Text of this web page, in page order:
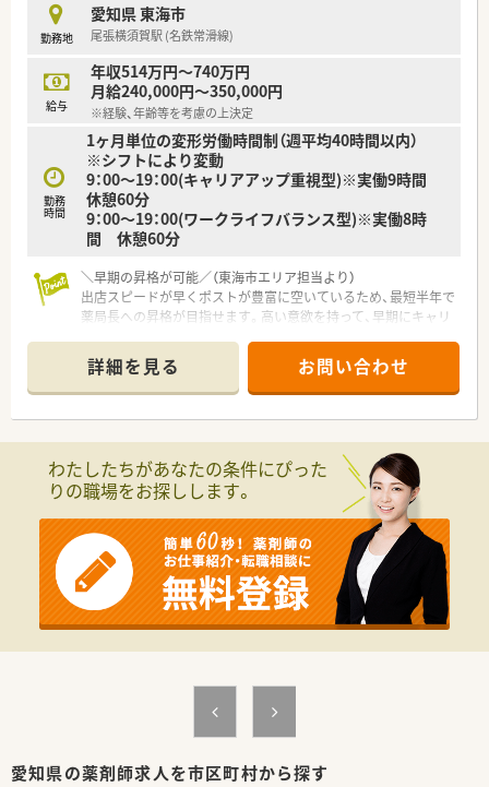
【法人特徴について】
■創業150年以上の歴史を誇り、現在は全国に600店舗以上を展
開している業界トップクラスの成長企業です。
■利便性と信頼性を集約した店舗展開により、同規模のチェーン
と比較しても高い利益率を維持しています。
■音声入力薬歴やピッキングサポートシステムなど、薬剤師が安
全に働けるよう最新の機械を導入済みです。
勤務地
愛知県 東海市
尾張横須賀駅 (名鉄常滑線)
給与
年収514万円～740万円
月給240,000円～350,000円
※経験、年齢等を考慮の上決定
勤務
時間
1ヶ月単位の変形労働時間制（週平均40時間以内）
※シフトにより変動
9：00～19：00(キャリアアップ重視型)※実働9時間
休憩60分
9：00～19：00(ワークライフバランス型)※実働8時
間 休憩60分
＼早期の昇格が可能／（東海市エリア担当より）
出店スピードが早くポストが豊富に空いているため、最短半年で
薬局長への昇格が目指せます。高い意欲を持って、早期にキャリ
【店舗情報と応需状況について】
■最寄り駅の尾張横須賀駅から徒歩9分ほどの場所に位置してお
り、電車だけでなく車での通勤にも非常に便利な調剤薬局です。
応需しており、比較的落ち着いて業務に取り組めます。
■開局時間は平日の9時から18時までとなっており、夜遅い勤務
が発生しないため日々の予定が立てやすい環境です。
【募集背景と求める人物像について】
■東海エリアにおける出店強化と体制のさらなる向上のため、一
緒に地域医療を支えていただける正社員を募集しています。
■年齢は58歳位まで相談可能で、薬局長などの経験をお持ちの
管理職候補の方は特に優遇して採用中です。
■経験の有無に関わらず、周囲のスタッフと連携しながら患者様
へ明るく寄り添える方を求めております。
【勤務実態について】
■東海圏の店舗は基本的に土日祝休みが中心となっており、残業
程度の長期連休を取得できる制度もあります。
詳細を見る お問い合わせ
わたしたちがあなたの条件にぴった
りの職場をお探しします。
愛知県の薬剤師求人を市区町村から探す